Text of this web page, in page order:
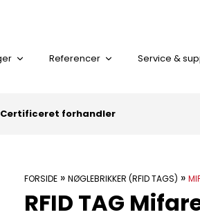
Referencer Service &
Certificeret forhandler
FORSIDE» NØGLEBRIKKER (RFID TAGS) »
RFID TAG